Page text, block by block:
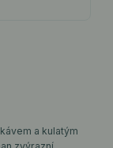
a kulatým